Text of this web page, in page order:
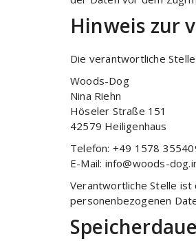
Hinweis zur
Die verantwortliche
Woods-Dog
Nina Riehn
Höseler Straße 151
42579 Heiligenhaus
Telefon: +49 1578
E-Mail: info@woods-
Verantwortliche Stelle ist
personenbezogenen